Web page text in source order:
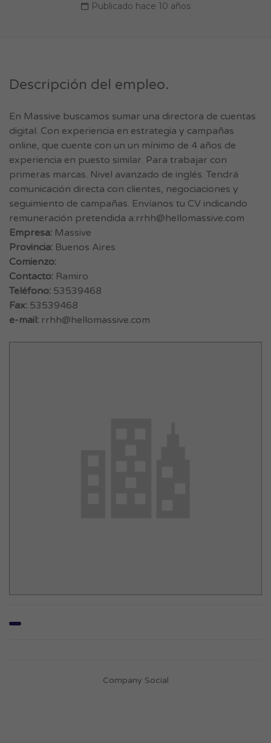
Publicado hace 10 años
Descripción del empleo.
En Massive buscamos sumar una directora de cuentas
digital. Con experiencia en estrategia y campañas
online, que cuente con un un mínimo de 4 años de
experiencia en puesto similar. Para trabajar con
primeras marcas. Nivel avanzado de inglés. Tendrá
comunicación directa con clientes, negociaciones y
seguimiento de campañas. Envíanos tu CV indicando
remuneración pretendida a:rrhh@hellomassive.com
Empresa: Massive
Provincia: Buenos Aires
Comienzo:
Contacto: Ramiro
Teléfono: 53539468
Fax: 53539468
e-mail: rrhh@hellomassive.com
Company Social